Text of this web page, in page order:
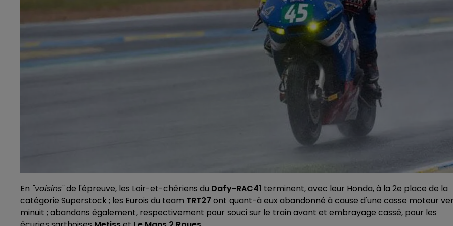
En "voisins"de l'épreuve, les Loir-et-chériens du Dafy-RAC41 terminent, avec leur Honda, à la 2e place de la
catégorie Superstock ; les Eurois du team TRT27 ont quant-à eux abandonné à cause d'une casse moteur
minuit ; abandons également, respectivement pour souci sur le train avant et embrayage cassé, pour les